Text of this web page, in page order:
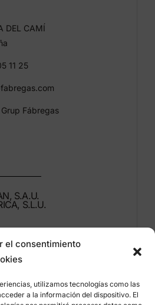
el consentimiento
utilizamos tecnologías como las
a la información del dispositivo. El
DEL CAMÍ
11 25
Fábregas
S.A.U.
S.L.U.
53 44